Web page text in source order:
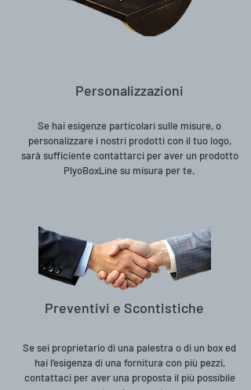
Personalizzazioni
Se hai esigenze particolari sulle misure, o
personalizzare i nostri prodotti con il tuo logo,
sarà sufficiente contattarci per aver un prodotto
PlyoBoxLine su misura per te.
Preventivi e Scontistiche
Se sei proprietario di una palestra o di un box ed
hai l'esigenza di una fornitura con più pezzi,
contattaci per aver una proposta il più possibile